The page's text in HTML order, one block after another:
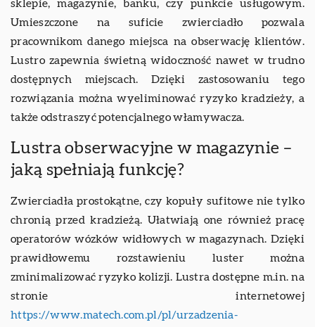
sklepie, magazynie, banku, czy punkcie usługowym.
Umieszczone na suficie zwierciadło pozwala
pracownikom danego miejsca na obserwację klientów.
Lustro zapewnia świetną widoczność nawet w trudno
dostępnych miejscach. Dzięki zastosowaniu tego
rozwiązania można wyeliminować ryzyko kradzieży, a
także odstraszyć potencjalnego włamywacza.
Lustra obserwacyjne w magazynie –
jaką spełniają funkcję?
Zwierciadła prostokątne, czy kopuły sufitowe nie tylko
chronią przed kradzieżą. Ułatwiają one również pracę
operatorów wózków widłowych w magazynach. Dzięki
prawidłowemu rozstawieniu luster można
zminimalizować ryzyko kolizji. Lustra dostępne m.in. na
stronie internetowej
https://www.matech.com.pl/pl/urzadzenia-